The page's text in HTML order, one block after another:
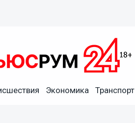
Экономика Транспорт
в Нижнем